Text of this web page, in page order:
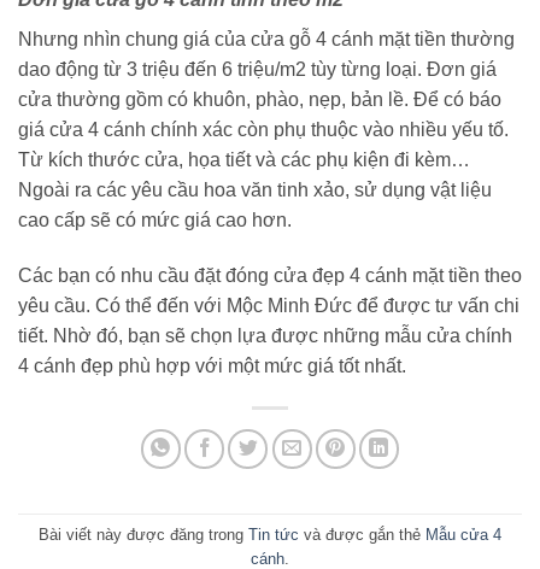
Nhưng nhìn chung giá của cửa gỗ 4 cánh mặt tiền thường
dao động từ 3 triệu đến 6 triệu/m2 tùy từng loại. Đơn giá
cửa thường gồm có khuôn, phào, nẹp, bản lề. Để có báo
giá cửa 4 cánh chính xác còn phụ thuộc vào nhiều yếu tố.
Từ kích thước cửa, họa tiết và các phụ kiện đi kèm…
Ngoài ra các yêu cầu hoa văn tinh xảo, sử dụng vật liệu
cao cấp sẽ có mức giá cao hơn.
Các bạn có nhu cầu đặt đóng cửa đẹp 4 cánh mặt tiền theo
yêu cầu. Có thể đến với Mộc Minh Đức để được tư vấn chi
tiết. Nhờ đó, bạn sẽ chọn lựa được những mẫu cửa chính
4 cánh đẹp phù hợp với một mức giá tốt nhất.
Bài viết này được đăng trong Tin tức và được gắn thẻ Mẫu cửa 4
cánh